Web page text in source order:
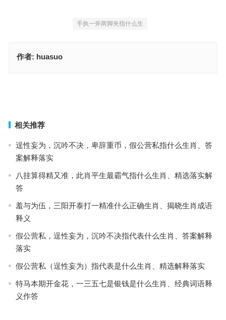
手执一斧两脚夹指什么生
作者: huasuo
相关推荐
逞性妄为，沉吟不决，卑辞重币，假公营私指什么生肖、答
案解释落实
八挂算得精又准，此肖平生最霸气指什么生肖、精选落实解
答
羞与为伍，三阳开泰打一精准什么正确生肖、揭晓生肖成语
释义
假公营私，逞性妄为，沉吟不决指代表什么生肖、答案解释
落实
假公营私（逞性妄为）指代表是什么生肖、精选解释落实
特马本期开金花，一三五七是银钱是什么生肖、经典词语释
义作答